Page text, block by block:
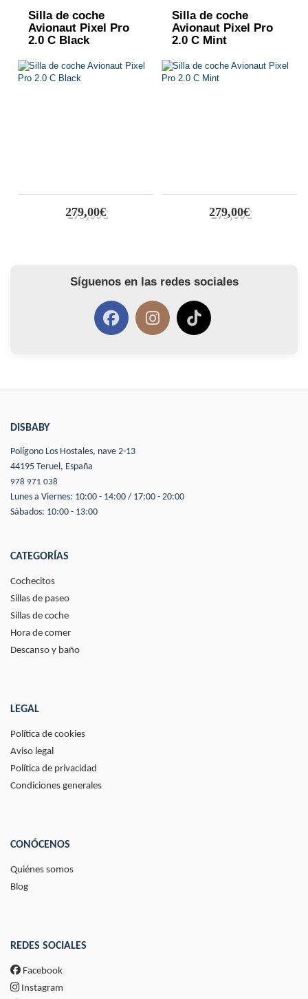
Silla de coche
Avionaut Pixel Pro
2.0 C Black
279,00€
Silla de coche
Avionaut Pixel Pro
2.0 C Mint
279,00€
Síguenos en las redes sociales
DISBABY
Polígono Los Hostales, nave 2-13
44195 Teruel, España
978 971 038
Lunes a Viernes: 10:00 - 14:00 / 17:00 - 20:00
Sábados: 10:00 - 13:00
CATEGORÍAS
Cochecitos
Sillas de paseo
Sillas de coche
Hora de comer
Descanso y baño
LEGAL
Política de cookies
Aviso legal
Política de privacidad
Condiciones generales
CONÓCENOS
Quiénes somos
Blog
REDES SOCIALES
Facebook
Instagram